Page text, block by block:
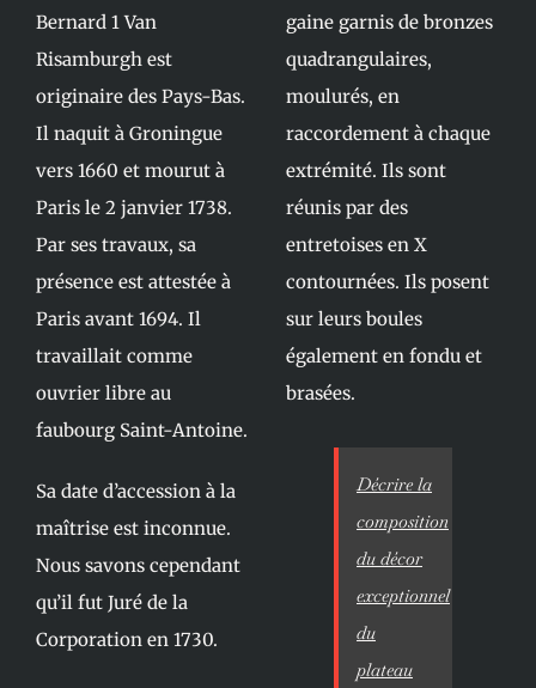
Bernard 1 Van
Risamburgh est
originaire des Pays-Bas.
Il naquit à Groningue
vers 1660 et mourut à
Paris le 2 janvier 1738.
Par ses travaux, sa
présence est attestée à
Paris avant 1694. Il
travaillait comme
ouvrier libre au
faubourg Saint-Antoine.
Sa date d’accession à la
maîtrise est inconnue.
Nous savons cependant
qu’il fut Juré de la
Corporation en 1730.
gaine garnis de bronzes
quadrangulaires,
moulurés, en
raccordement à chaque
extrémité. Ils sont
réunis par des
entretoises en X
contournées. Ils posent
sur leurs boules
également en fondu et
brasées.
Décrire la
composition
du décor
exceptionnel
du
plateau